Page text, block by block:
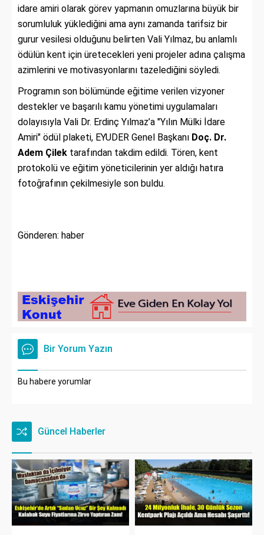
idare amiri olarak görev yapmanın omuzlarına büyük bir
sorumluluk yüklediğini ama aynı zamanda tarifsiz bir
gurur vesilesi olduğunu belirten Vali Yılmaz, bu anlamlı
ödülün kent için üretecekleri yeni projeler adına çalışma
azimlerini ve motivasyonlarını tazelediğini söyledi.
Programın son bölümünde eğitime verilen vizyoner
destekler ve başarılı kamu yönetimi uygulamaları
dolayısıyla Vali Dr. Erdinç Yılmaz’a "Yılın Mülki İdare
Amiri" ödül plaketi, EYUDER Genel Başkanı Doç. Dr.
Adem Çilek tarafından takdim edildi. Tören, kent
protokolü ve eğitim yöneticilerinin yer aldığı hatıra
fotoğrafının çekilmesiyle son buldu.
Gönderen: haber
Bir Yorum Yazın
Bu habere yorumlar
Güncel Haberler